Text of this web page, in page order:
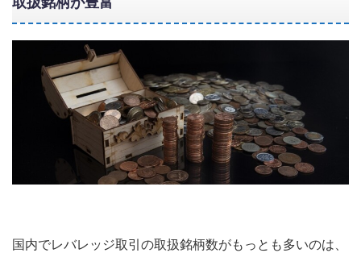
国内でレバレッジ取引の取扱銘柄数がもっとも多いのは、